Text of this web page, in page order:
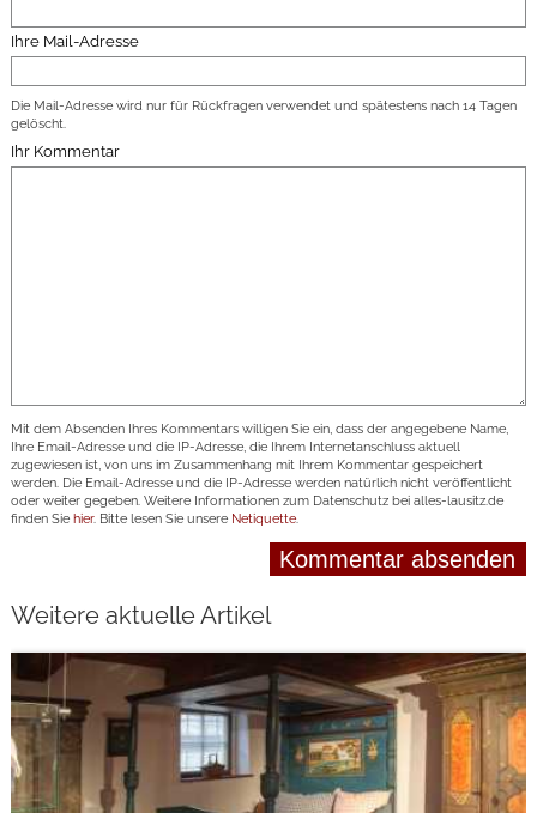
Ihre Mail-Adresse
Die Mail-Adresse wird nur für Rückfragen verwendet und spätestens nach 14 Tagen
gelöscht.
Ihr Kommentar
Mit dem Absenden Ihres Kommentars willigen Sie ein, dass der angegebene Name,
Ihre Email-Adresse und die IP-Adresse, die Ihrem Internetanschluss aktuell
zugewiesen ist, von uns im Zusammenhang mit Ihrem Kommentar gespeichert
werden. Die Email-Adresse und die IP-Adresse werden natürlich nicht veröffentlicht
oder weiter gegeben. Weitere Informationen zum Datenschutz bei alles-lausitz.de
finden Sie hier. Bitte lesen Sie unsere Netiquette.
Weitere aktuelle Artikel
weiterlesen